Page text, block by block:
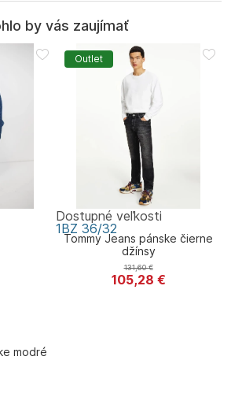
by vás zaujímať
modré
Outlet
Tommy Jeans pánske čierne
džínsy
Tommy Jeans
105,28 €
131,60€
Dostupné veľkosti
1BZ 36/32